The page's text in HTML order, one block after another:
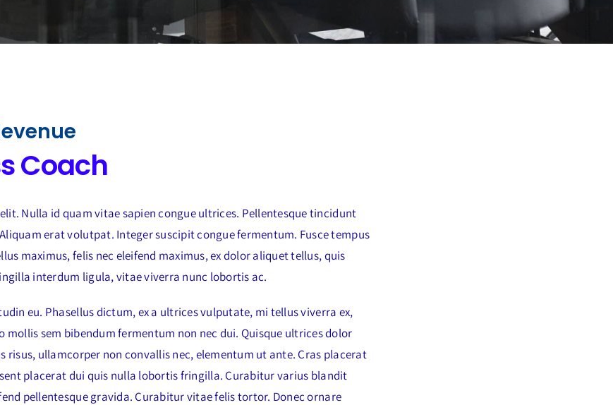
Coach
Nulla id quam vitae sapien congue ultrices. Pellentesque tincidunt
erat volutpat. Integer suscipit congue fermentum. Fusce tempus
maximus, felis nec eleifend maximus, ex dolor aliquet tellus, quis
interdum ligula, vitae viverra nunc lobortis ac.
eu. Phasellus dictum, ex a ultrices vulputate, mi tellus viverra ex,
sem bibendum fermentum non nec dui. Quisque ultrices dolor
risus, ullamcorper non convallis nec, elementum ut ante. Cras placerat
placerat dui quis nulla lobortis fringilla. Curabitur varius blandit
pellentesque gravida. Curabitur vitae felis tortor. Donec ornare